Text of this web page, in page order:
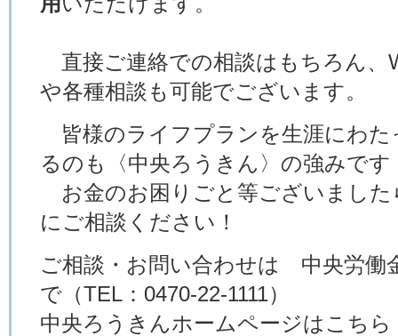
直接ご連絡での相談はもちろん、
や各種相談も可能でございます。
皆様のライフプランを生涯にわ
るのも〈中央ろうきん〉の強みです
お金のお困りごと等ございまし
にご相談ください！
ご相談・お問い合わせは 中央労
で（TEL：0470-22-1111）
中央ろうきんホームページはこち